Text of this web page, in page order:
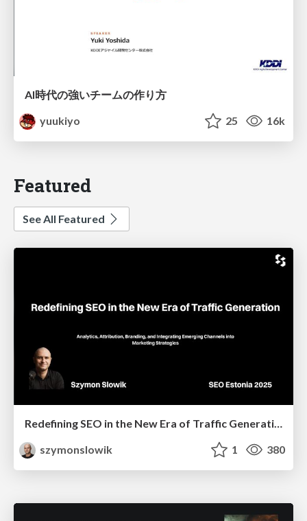
AI時代の強いチームの作り方
yuukiyo
25 16k
Featured
See All Featured
Redefining SEO in the New Era of Traffic Generation
szymonslowik
1 380